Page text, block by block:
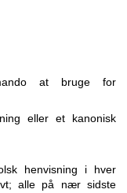
at bruge for
eller et kanonisk
henvisning i hver
alle på nær sidste